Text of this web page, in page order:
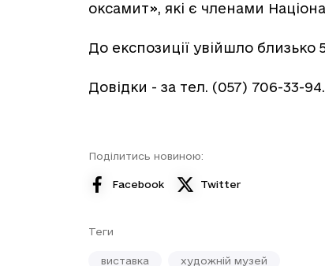
оксамит», які є членами
До експозиції увійшло близько
Довідки - за тел. (057) 706-33-94.
Поділитись новиною:
Facebook Twitter
Теги
виставка художній музей